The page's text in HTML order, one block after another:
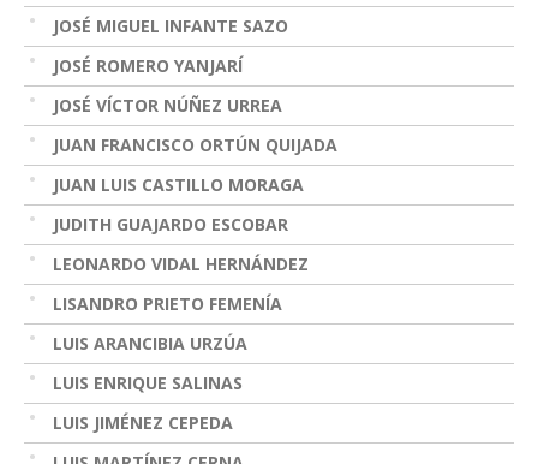
JOSÉ MIGUEL INFANTE SAZO
JOSÉ ROMERO YANJARÍ
JOSÉ VÍCTOR NÚÑEZ URREA
JUAN FRANCISCO ORTÚN QUIJADA
JUAN LUIS CASTILLO MORAGA
JUDITH GUAJARDO ESCOBAR
LEONARDO VIDAL HERNÁNDEZ
LISANDRO PRIETO FEMENÍA
LUIS ARANCIBIA URZÚA
LUIS ENRIQUE SALINAS
LUIS JIMÉNEZ CEPEDA